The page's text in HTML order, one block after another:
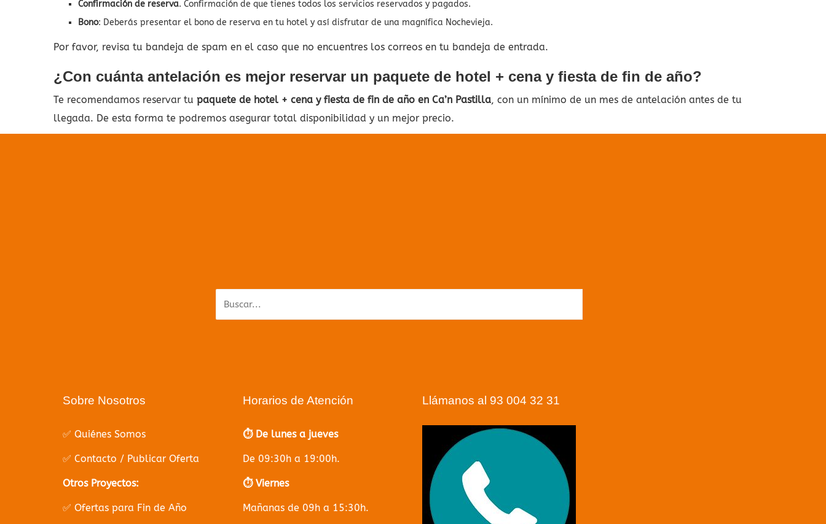
Confirmación de reserva. Confirmación de que tienes todos los servicios reservados y pagados.
Bono: Deberás presentar el bono de reserva en tu hotel y así disfrutar de una magnífica Nochevieja.
Por favor, revisa tu bandeja de spam en el caso que no encuentres los correos en tu bandeja de entrada.
¿Con cuánta antelación es mejor reservar un paquete de hotel + cena y fiesta de fin de año?
Te recomendamos reservar tu paquete de hotel + cena y fiesta de fin de año en Ca’n Pastilla, con un mínimo de un mes de antelación antes de tu
llegada. De esta forma te podremos asegurar total disponibilidad y un mejor precio.
Sobre Nosotros
✅ Quiénes Somos
✅ Contacto / Publicar Oferta
Otros Proyectos:
✅ Ofertas para Fin de Año
Horarios de Atención
⏱️ De lunes a jueves
De 09:30h a 19:00h.
⏱️ Viernes
Mañanas de 09h a 15:30h.
Llámanos al 93 004 32 31